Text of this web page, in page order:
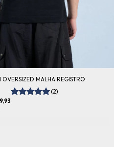
OVERSIZED MALHA REGISTRO
(2)